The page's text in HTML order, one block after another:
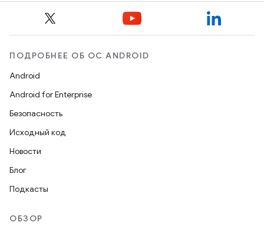
ПОДРОБНЕЕ ОБ ОС ANDROID
Android
Android for Enterprise
Безопасность
Исходный код
Новости
Блог
Подкасты
ОБЗОР